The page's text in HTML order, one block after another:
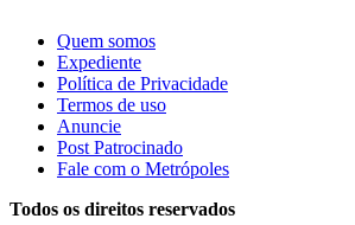
Quem somos
Expediente
Política de Privacidade
Termos de uso
Anuncie
Post Patrocinado
Fale com o Metrópoles
Todos os direitos reservados